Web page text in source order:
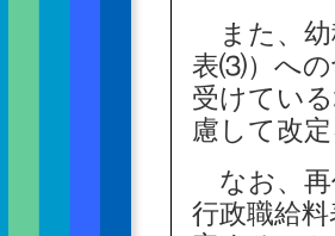
また、幼
表⑶）への
受けてい
慮して改
なお、再
行政職給